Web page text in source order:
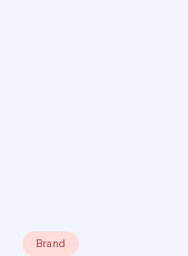
Brand